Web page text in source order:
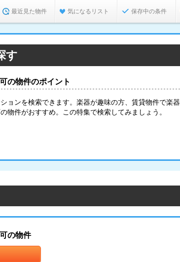
最近見た物件 気になるリスト 保存中の条件
す
の物件のポイント
ョンを検索できます。楽器が趣味の方、賃貸物件で楽器
物件がおすすめ。この特集で検索してみましょう。
の物件